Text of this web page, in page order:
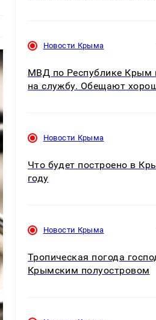
Новости Крыма
МВД по Республике Крым
на службу. Обещают
Новости Крыма
Что будет построено в
году
Новости Крыма
Тропическая погода
Крымским полуостровом